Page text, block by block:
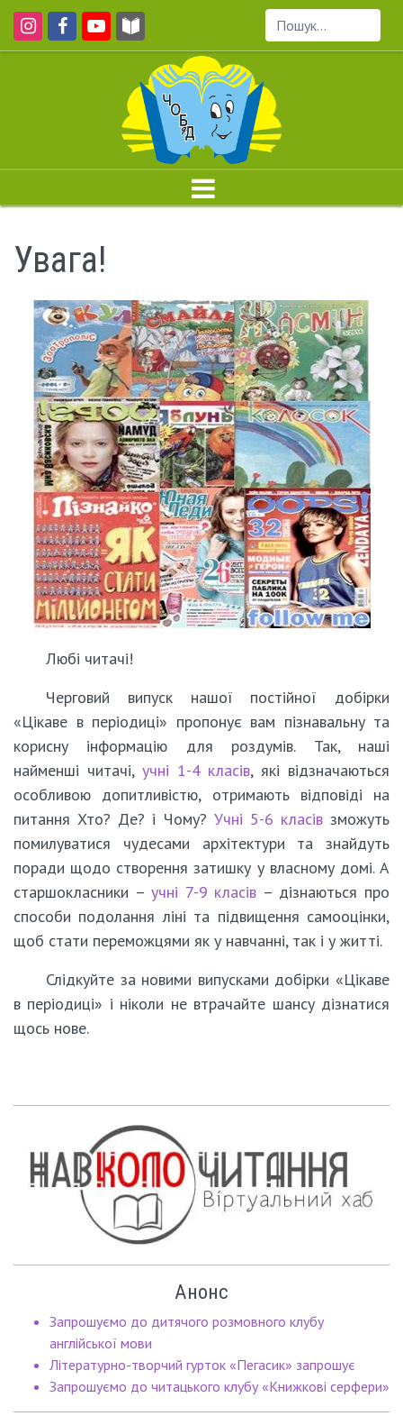
Пошук...
Увага!
Любі читачі!
Черговий випуск нашої постійної добірки
«Цікаве в періодиці» пропонує вам пізнавальну та
корисну інформацію для роздумів. Так, наші
найменші читачі, учні 1-4 класів, які відзначаються
особливою допитливістю, отримають відповіді на
питання Хто? Де? і Чому? Учні 5-6 класівзможуть
помилуватися чудесами архітектури та знайдуть
поради щодо створення затишку у власному домі. А
старшокласники –учні 7-9 класів – дізнаються про
способи подолання ліні та підвищення самооцінки,
щоб стати переможцями як у навчанні, так і у житті.
Слідкуйте за новими випусками добірки «Цікаве
в періодиці» і ніколи не втрачайте шансу дізнатися
щось нове.
Анонс
Запрошуємо до дитячого розмовного клубу
англійської мови
Літературно-творчий гурток «Пегасик» запрошує
Запрошуємо до читацького клубу «Книжкові серфери»